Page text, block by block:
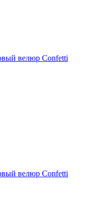
велюр Confetti
велюр Confetti